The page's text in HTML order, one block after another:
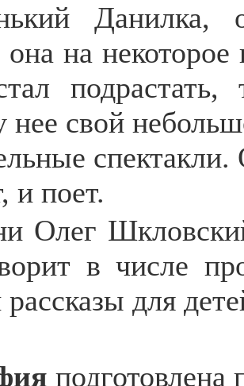
Данилка,
она на
подрастать,
нее свой
и поет.
Олег
в числе
рассказы для